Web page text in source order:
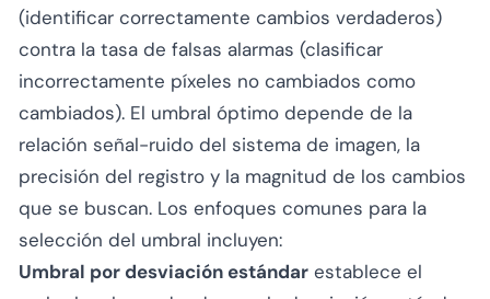
(identificar correctamente cambios verdaderos)
contra la tasa de falsas alarmas (clasificar
incorrectamente píxeles no cambiados como
cambiados). El umbral óptimo depende de la
relación señal-ruido del sistema de imagen, la
precisión del registro y la magnitud de los cambios
que se buscan. Los enfoques comunes para la
selección del umbral incluyen:
Umbral por desviación estándar establece el